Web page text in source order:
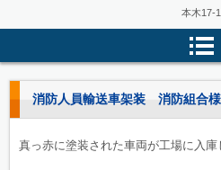
本木17-1
消防人員輸送車架装 消防組合様
真っ赤に塗装された車両が工場に入庫